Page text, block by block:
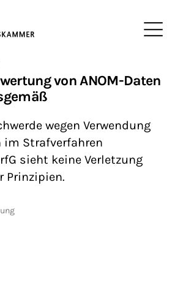
von ANOM-Daten
wegen Verwendung
im Strafverfahren
sieht keine Verletzung
Prinzipien.